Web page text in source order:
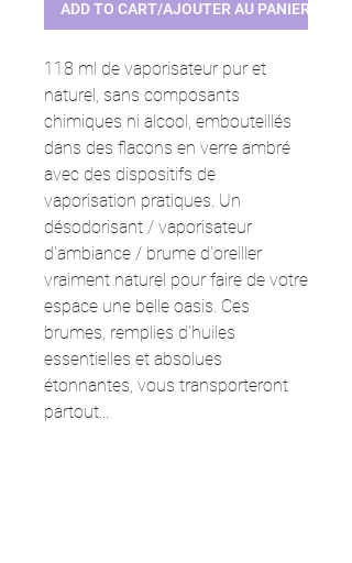
ADD TO CART/AJOUTER AU PANIER
118 ml de vaporisateur pur et
naturel, sans composants
chimiques ni alcool, embouteillés
dans des flacons en verre ambré
avec des dispositifs de
vaporisation pratiques. Un
désodorisant / vaporisateur
d'ambiance / brume d'oreiller
vraiment naturel pour faire de votre
espace une belle oasis. Ces
brumes, remplies d'huiles
essentielles et absolues
étonnantes, vous transporteront
partout...